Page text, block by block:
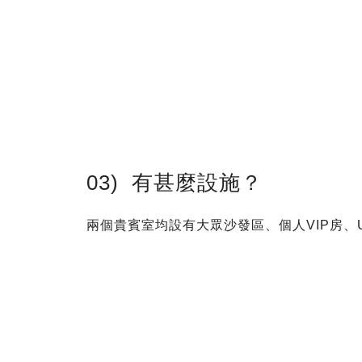
03) 有甚麼設施？
兩個貴賓室均設有大眾沙發區、個人VIP房